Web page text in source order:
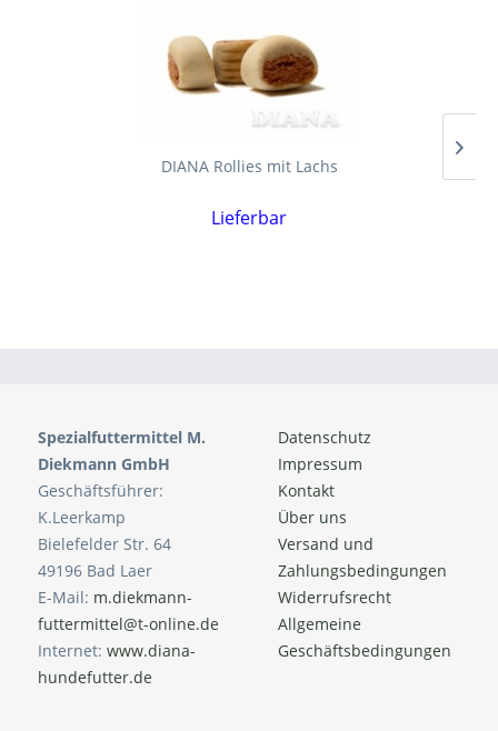
DIANA Rollies mit Lachs
Lieferbar
Datenschutz
Impressum
Kontakt
Über uns
Versand und
Zahlungsbedingungen
Widerrufsrecht
Allgemeine
Geschäftsbedingungen
Spezialfuttermittel M.
Diekmann GmbH
Geschäftsführer:
K.Leerkamp
Bielefelder Str. 64
49196 Bad Laer
E-Mail: m.diekmann-
futtermittel@t-online.de
Internet: www.diana-
hundefutter.de